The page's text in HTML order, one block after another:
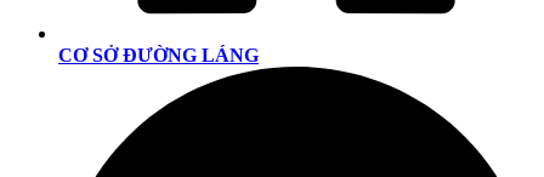
CƠ SỞ ĐƯỜNG LÁNG